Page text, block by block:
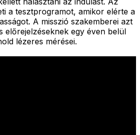
a tesztprogramot, amikor elérte a
A misszió szakemberei azt
előrejelzéseknek egy éven belül
lézeres mérései.